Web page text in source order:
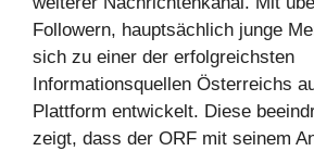
Followern, hauptsächlich junge
sich zu einer der erfolgreichsten
Informationsquellen Österreichs
Plattform entwickelt. Diese
zeigt, dass der ORF mit seinem